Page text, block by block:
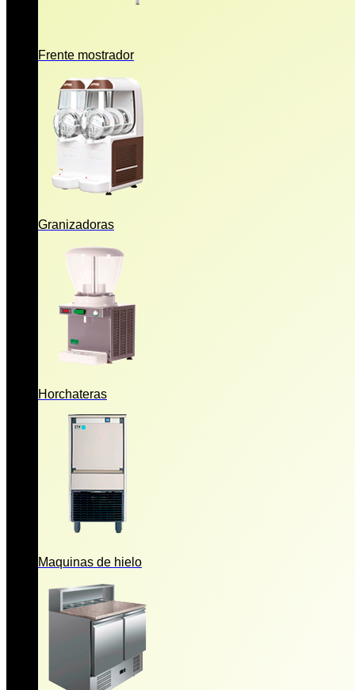
Frente mostrador
Granizadoras
Horchateras
Maquinas de hielo